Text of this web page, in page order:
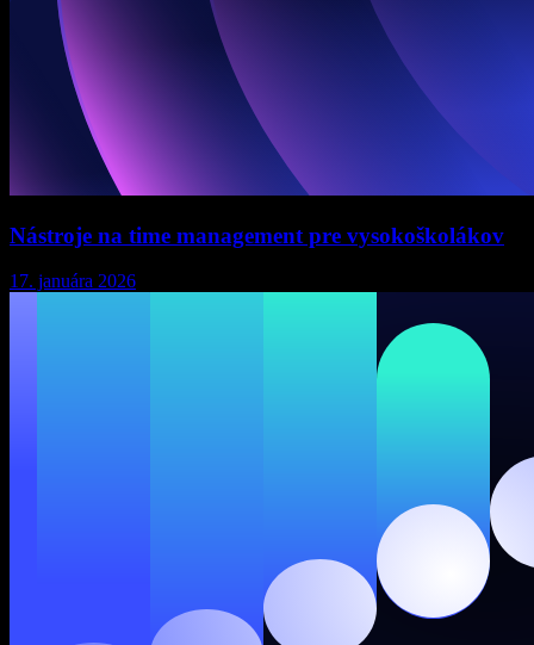
Nástroje na time management pre vysokoškolákov
17. januára 2026